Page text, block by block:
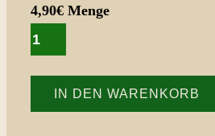
4,90€ Menge
IN DEN WARENKORB